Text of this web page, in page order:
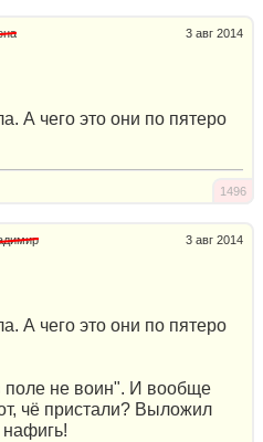
3 авг 2014
А чего это они по пятеро
1496
3 авг 2014
А чего это они по пятеро
поле не воин". И вообще
чё пристали? Выложил